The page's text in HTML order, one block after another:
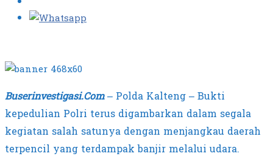
Buserinvestigasi.Com– Polda Kalteng – Bukti
kepedulian Polri terus digambarkan dalam segala
kegiatan salah satunya dengan menjangkau daerah
terpencil yang terdampak banjir melalui udara.